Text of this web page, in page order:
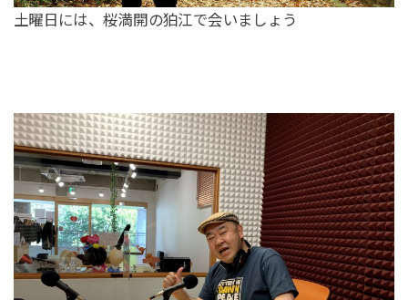
土曜日には、桜満開の狛江で会いましょう